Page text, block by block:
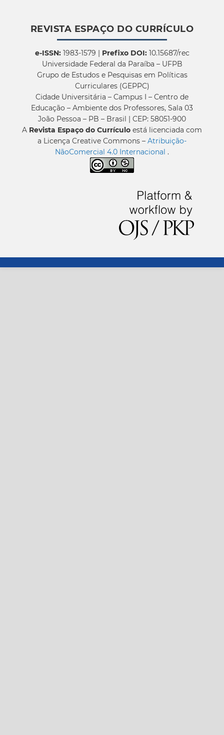
REVISTA ESPAÇO DO CURRÍCULO
e-ISSN:1983-1579 | Prefixo DOI:10.15687/rec
Universidade Federal da Paraíba – UFPB
Grupo de Estudos e Pesquisas em Políticas
Curriculares (GEPPC)
Cidade Universitária – Campus I – Centro de
Educação – Ambiente dos Professores, Sala 03
João Pessoa – PB – Brasil | CEP: 58051-900
A Revista Espaço do Currículo está licenciada com
a Licença Creative Commons – Atribuição-
NãoComercial 4.0 Internacional .